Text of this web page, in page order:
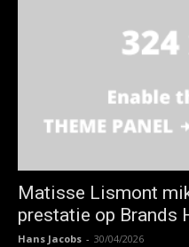
Matisse Lismont
prestatie op Brands
Hans Jacobs - 30/04/2026